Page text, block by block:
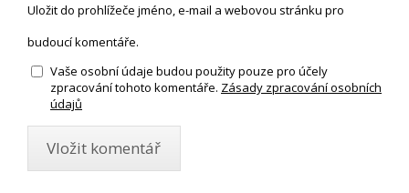
Uložit do prohlížeče jméno, e-mail a webovou stránku pro
budoucí komentáře.
Vaše osobní údaje budou použity pouze pro účely
zpracování tohoto komentáře. Zásady zpracování osobních
údajů